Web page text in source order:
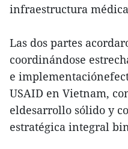
infraestructura
Las dos partes
coordinándose
e
USAID en Vietnam,
eldesarrollo sólido y
estratégica integral